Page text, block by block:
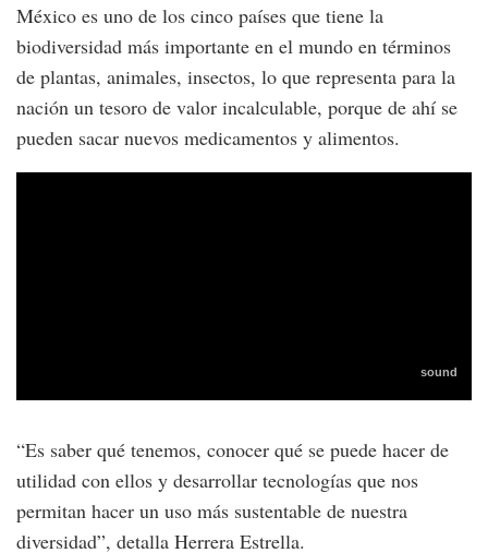
México es uno de los cinco países que tiene la
biodiversidad más importante en el mundo en términos
de plantas, animales, insectos, lo que representa para la
nación un tesoro de valor incalculable, porque de ahí se
pueden sacar nuevos medicamentos y alimentos.
“Es saber qué tenemos, conocer qué se puede hacer de
utilidad con ellos y desarrollar tecnologías que nos
permitan hacer un uso más sustentable de nuestra
diversidad”, detalla Herrera Estrella.